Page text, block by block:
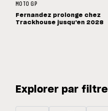
MOTO GP
Fernandez prolonge chez
Trackhouse jusqu'en 2028
Explorer par filtre